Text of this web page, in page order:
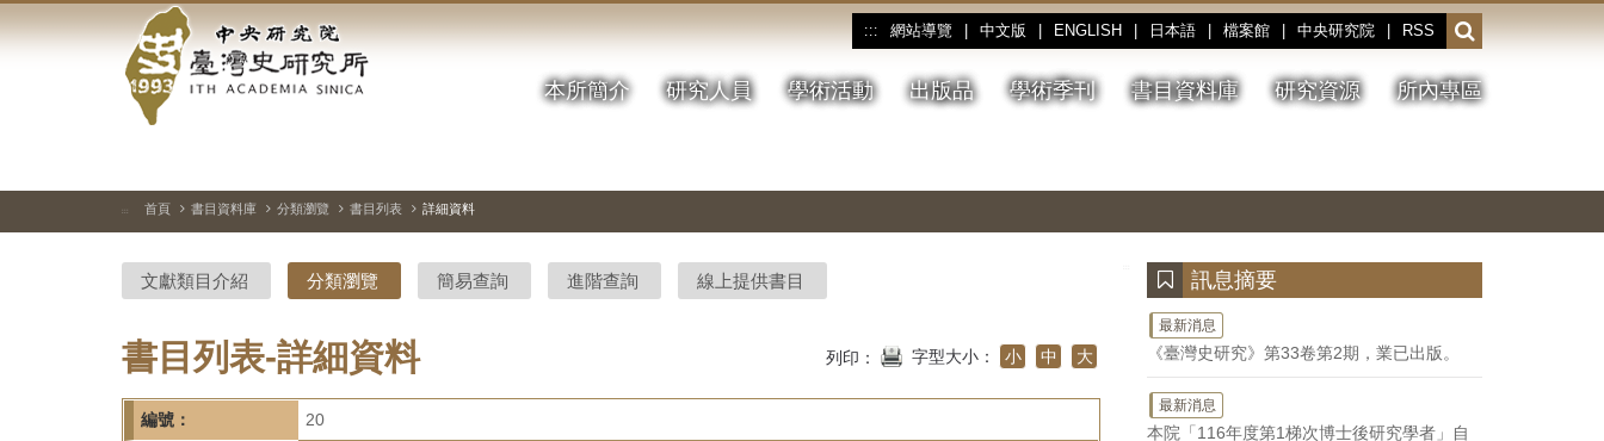
到
中
央
研
院-
臺
灣
史
研
::: 網站導覽 中文版 ENGLISH 日本語 檔案館 中央研究院 RSS
開
啟
或
收
本所簡介 研究人員 學術活動 出版品 學術季刊 書目資料庫 研究資源 所內專區
停、
圖
圖
結
::: 首頁 書目資料庫 分類瀏覽 書目列表 詳細資料
文獻類目介紹 分類瀏覽 簡易查詢 進階查詢 線上提供書目
書目列表-詳細資料 列印： 字型大小： 小 中 大
編號： 20
訊息摘要
最新消息
《臺灣史研究》第33卷第2期，業已出版。
最新消息
本院「116年度第1梯次博士後研究學者」自